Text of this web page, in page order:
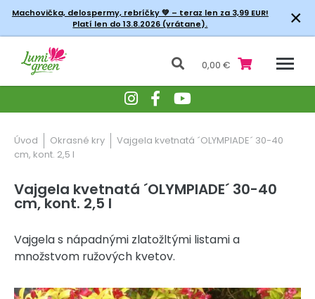
Machovička, delospermy, rebríčky💚 – teraz len za 3,99 EUR!
Platí len do 13.8.2026 (vrátane).
×
0,00 €
Úvod Okrasné kry
Vajgela kvetnatá ´OLYMPIADE´ 30-40
cm, kont. 2,5 l
Vajgela kvetnatá ´OLYMPIADE´ 30-40
cm, kont. 2,5 l
Vajgela s nápadnými zlatožltými listami a
množstvom ružových kvetov.